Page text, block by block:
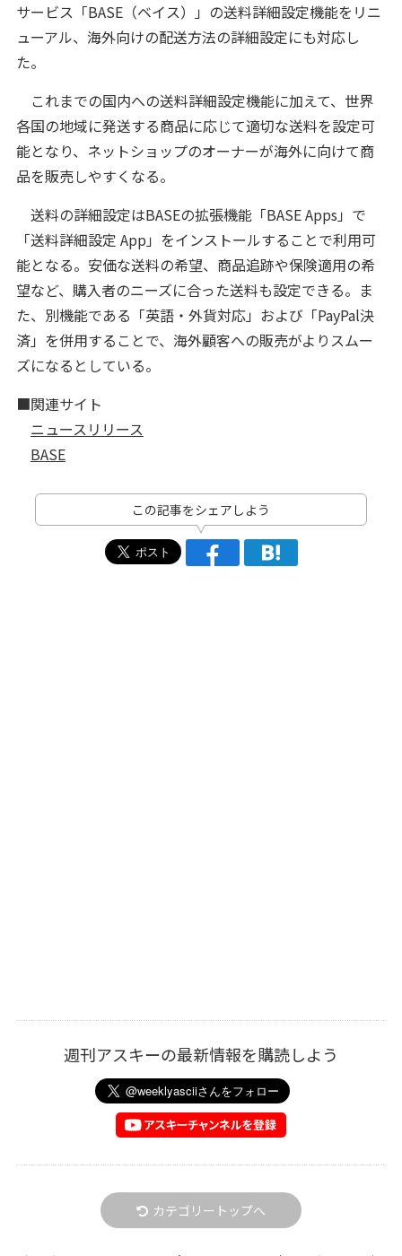
サービス「BASE（ベイス）」の送料詳細設定機能をリニ
ューアル、海外向けの配送方法の詳細設定にも対応し
た。
これまでの国内への送料詳細設定機能に加えて、世界
各国の地域に発送する商品に応じて適切な送料を設定可
能となり、ネットショップのオーナーが海外に向けて商
品を販売しやすくなる。
送料の詳細設定はBASEの拡張機能「BASE Apps」で
「送料詳細設定 App」をインストールすることで利用可
能となる。安価な送料の希望、商品追跡や保険適用の希
望など、購入者のニーズに合った送料も設定できる。ま
た、別機能である「英語・外貨対応」および「PayPal決
済」を併用することで、海外顧客への販売がよりスムー
ズになるとしている。
■関連サイト
ニュースリリース
BASE
この記事をシェアしよう
週刊アスキーの最新情報を購読しよう
カテゴリートップへ